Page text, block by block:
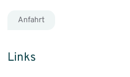
Anfahrt
Links